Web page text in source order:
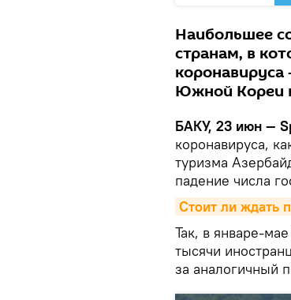
Наибольшее
странам, в
коронавируса
Южной Кореи
БАКУ, 23 июн —
коронавируса,
туризма
падение числа
Стоит ли ждать
Так, в январе-
тысячи
за аналогичный